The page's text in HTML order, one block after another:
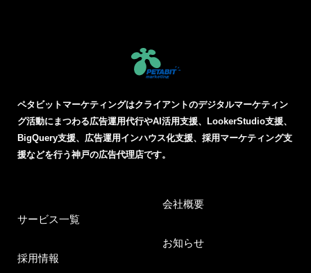
サービス一覧
採用情報
会社概要
お知らせ
ペタビットマーケティングはクライアントのデジタルマーケティン
グ活動にまつわる広告運用代行やAI活用支援、LookerStudio支援、
BigQuery支援、広告運用インハウス化支援、採用マーケティング支
援などを行う神戸の広告代理店です。